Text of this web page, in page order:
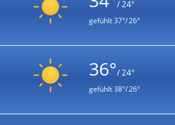
/ 24°
gefühlt37°/ 26°
36°/ 24°
gefühlt38°/ 26°